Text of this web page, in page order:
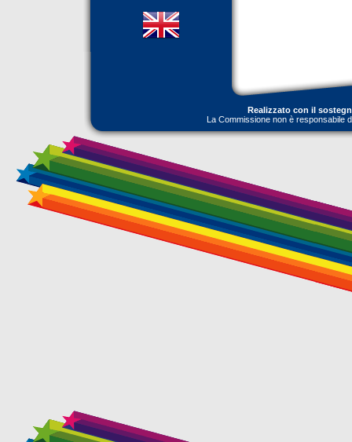
Realizzato con il
La Commissione non è responsabile